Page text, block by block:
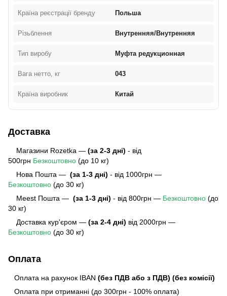
Країна реєстрації бренду Польша
Різьблення Внутренняя/Внутренняя
Тип виробу Муфта редукционная
Вага нетто, кг 043
Країна виробник Китай
Доставка
Магазини Rozetka — (за 2-3 дні) - від
500грн Безкоштовно (до 10 кг)
Нова Пошта — (за 1-3 дні) - від 1000грн —
Безкоштовно (до 30 кг)
Meest Пошта — (за 1-3 дні) - від 800грн — Безкоштовно (до
30 кг)
Доставка кур'єром — (за 2-4 дні) від 2000грн —
Безкоштовно (до 30 кг)
Оплата
Оплата на рахунок IBAN (без ПДВ або з ПДВ) (без комісії)
Оплата при отриманні (до 300грн - 100% оплата)